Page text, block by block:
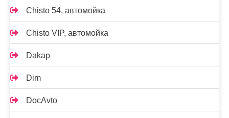
Chisto 54, автомойка
Chisto VIP, автомойка
Dakap
Dim
DocAvto